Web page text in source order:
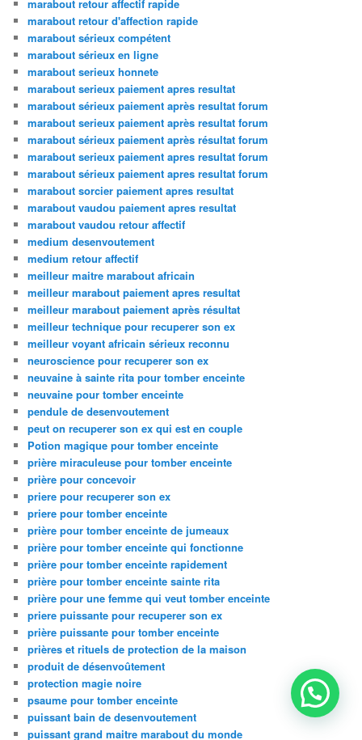
marabout retour affectif rapide
marabout retour d'affection rapide
marabout sérieux compétent
marabout sérieux en ligne
marabout serieux honnete
marabout serieux paiement apres resultat
marabout sérieux paiement après resultat forum
marabout serieux paiement après resultat forum
marabout sérieux paiement après résultat forum
marabout serieux paiement apres resultat forum
marabout sérieux paiement apres resultat forum
marabout sorcier paiement apres resultat
marabout vaudou paiement apres resultat
marabout vaudou retour affectif
medium desenvoutement
medium retour affectif
meilleur maitre marabout africain
meilleur marabout paiement apres resultat
meilleur marabout paiement après résultat
meilleur technique pour recuperer son ex
meilleur voyant africain sérieux reconnu
neuroscience pour recuperer son ex
neuvaine à sainte rita pour tomber enceinte
neuvaine pour tomber enceinte
pendule de desenvoutement
peut on recuperer son ex qui est en couple
Potion magique pour tomber enceinte
prière miraculeuse pour tomber enceinte
prière pour concevoir
priere pour recuperer son ex
priere pour tomber enceinte
prière pour tomber enceinte de jumeaux
prière pour tomber enceinte qui fonctionne
prière pour tomber enceinte rapidement
prière pour tomber enceinte sainte rita
prière pour une femme qui veut tomber enceinte
priere puissante pour recuperer son ex
prière puissante pour tomber enceinte
prières et rituels de protection de la maison
produit de désenvoûtement
protection magie noire
psaume pour tomber enceinte
puissant bain de desenvoutement
puissant grand maitre marabout du monde